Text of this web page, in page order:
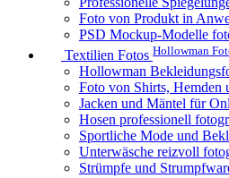
Foto von Produkt in
PSD Mockup-Modelle
Textilien Fotos Hollowman
Hollowman
Foto von Shirts, Hemden
Jacken und Mäntel für
Hosen professionell
Sportliche Mode und
Unterwäsche reizvoll
Strümpfe und